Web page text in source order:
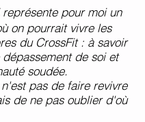
pour moi un
on pourrait vivre les
du CrossFit : à savoir
de soi et
soudée.
pas de faire revivre
de ne pas oublier d'où